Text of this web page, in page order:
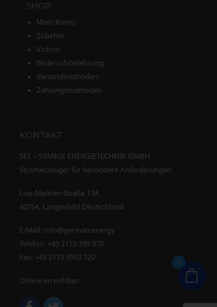
SHOP
Mein Konto
Zubehör
Victron
Widerrufsbelehrung
Versandmethoden
Zahlungsmethoden
KONTAKT
SET – STANGE ENERGIETECHNIK GMBH
Stromerzeuger für besondere Anforderungen
Lise-Meitner-Straße 13A
40764, Langenfeld Deutschland
E-Mail: info@german.energy
Telefon: +49 2173 399 370
Fax: +49 2173 3993 720
Online erreichbar:
0